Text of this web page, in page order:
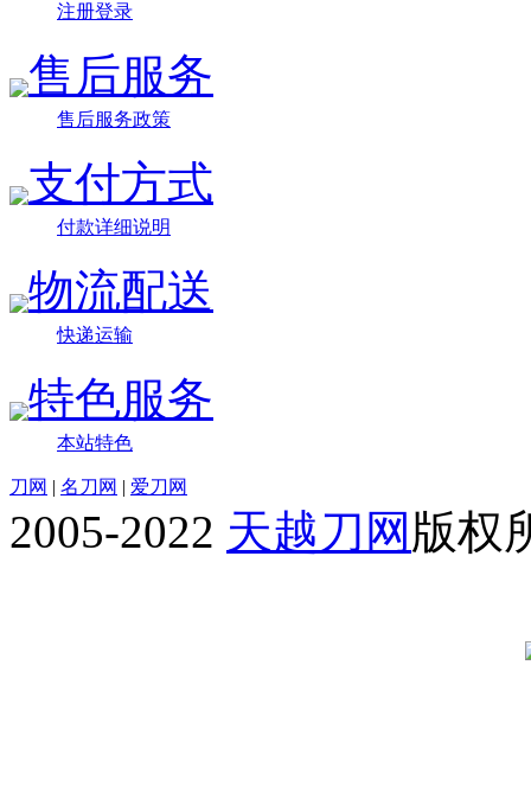
注册登录
售后服务
售后服务政策
支付方式
付款详细说明
物流配送
快递运输
特色服务
本站特色
刀网 | 名刀网 | 爱刀网
2005-2022 天越刀网 版权